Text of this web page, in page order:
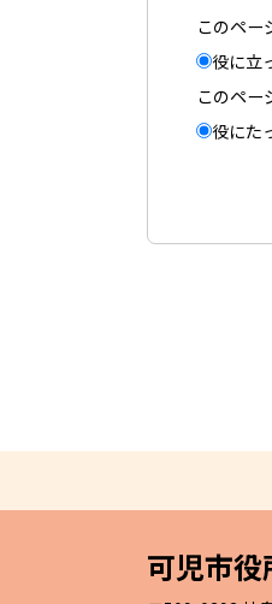
このペー
役に立
このペー
役にた
可児市役